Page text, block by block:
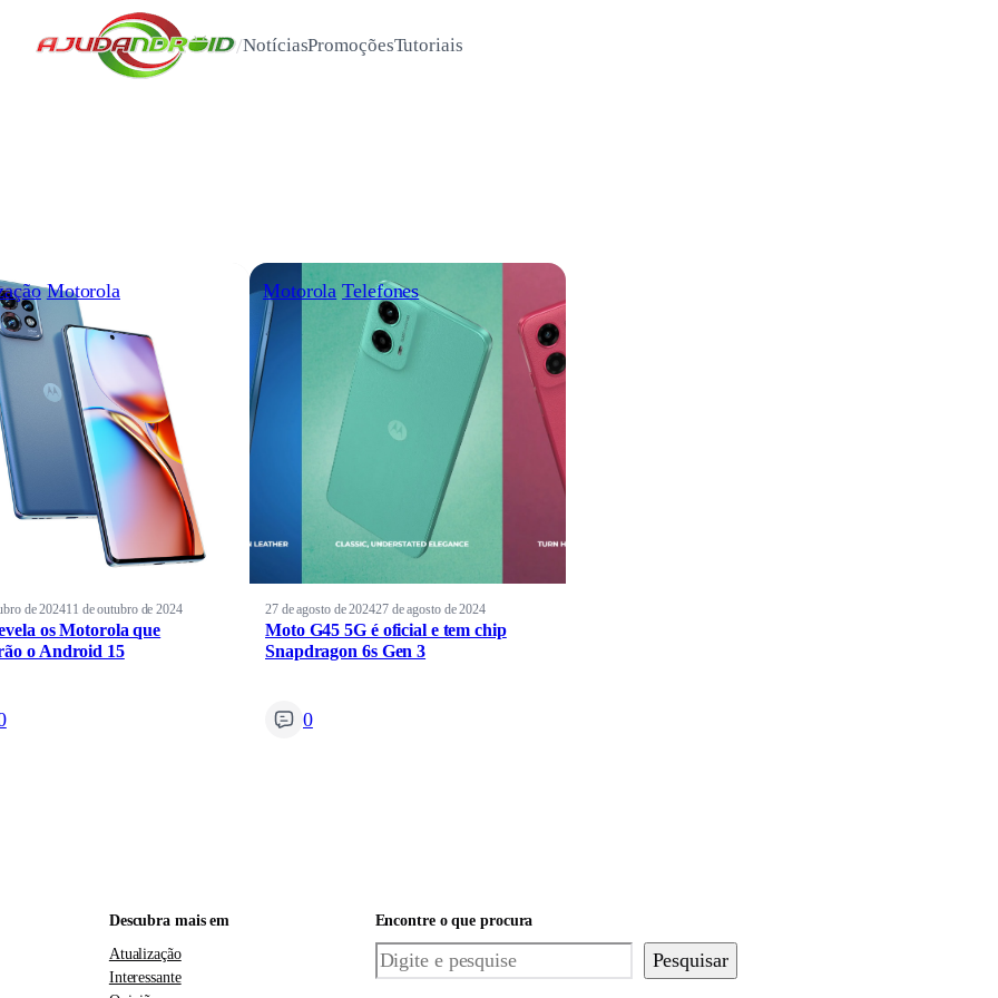
/NotíciasPromoçõesTutoriais
Motorola
de 202411 de outubro de 2024
os Motorola que
o Android 15
Motorola Telefones
27 de agosto de 202427 de agosto de 2024
Moto G45 5G é oficial e tem chip
Snapdragon 6s Gen 3
0
Descubra mais em
Atualização
Interessante
Encontre o que procura
Pesquisar Pesquisar